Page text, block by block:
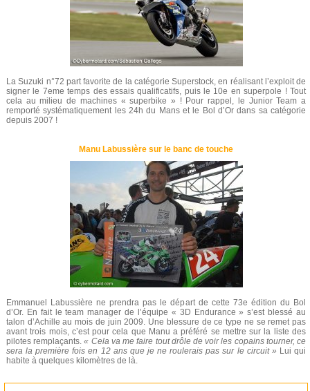
La Suzuki n°72 part favorite de la catégorie Superstock, en réalisant l’exploit de
signer le 7eme temps des essais qualificatifs, puis le 10e en superpole ! Tout
cela au milieu de machines « superbike » ! Pour rappel, le Junior Team a
remporté systématiquement les 24h du Mans et le Bol d’Or dans sa catégorie
depuis 2007 !
Manu Labussière sur le banc de touche
Emmanuel Labussière ne prendra pas le départ de cette 73e édition du Bol
d’Or. En fait le team manager de l’équipe « 3D Endurance » s’est blessé au
talon d’Achille au mois de juin 2009. Une blessure de ce type ne se remet pas
avant trois mois, c’est pour cela que Manu a préféré se mettre sur la liste des
pilotes remplaçants.« Cela va me faire tout drôle de voir les copains tourner, ce
sera la première fois en 12 ans que je ne roulerais pas sur le circuit » Lui qui
habite à quelques kilomètres de là.